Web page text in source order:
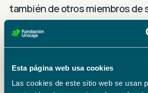
Esta página web usa cookies
Las cookies de este sitio web se usan
también de otros miembros de
ascendientes y
mujeres, mediante los cuales
poetas.